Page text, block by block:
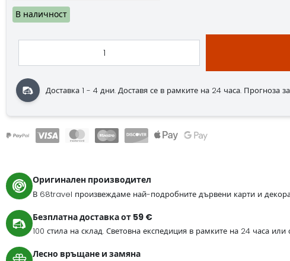
В наличност
Доставка 1 - 4 дни.Доставя се в рамките на 24 часа. Прогноза
Оригинален производител
В 68travel произвеждаме най-подробните дървени карти и
Безплатна доставка от 59 €
100 стила на склад. Световна експедиция в рамките на 24 часа
Лесно връщане и замяна